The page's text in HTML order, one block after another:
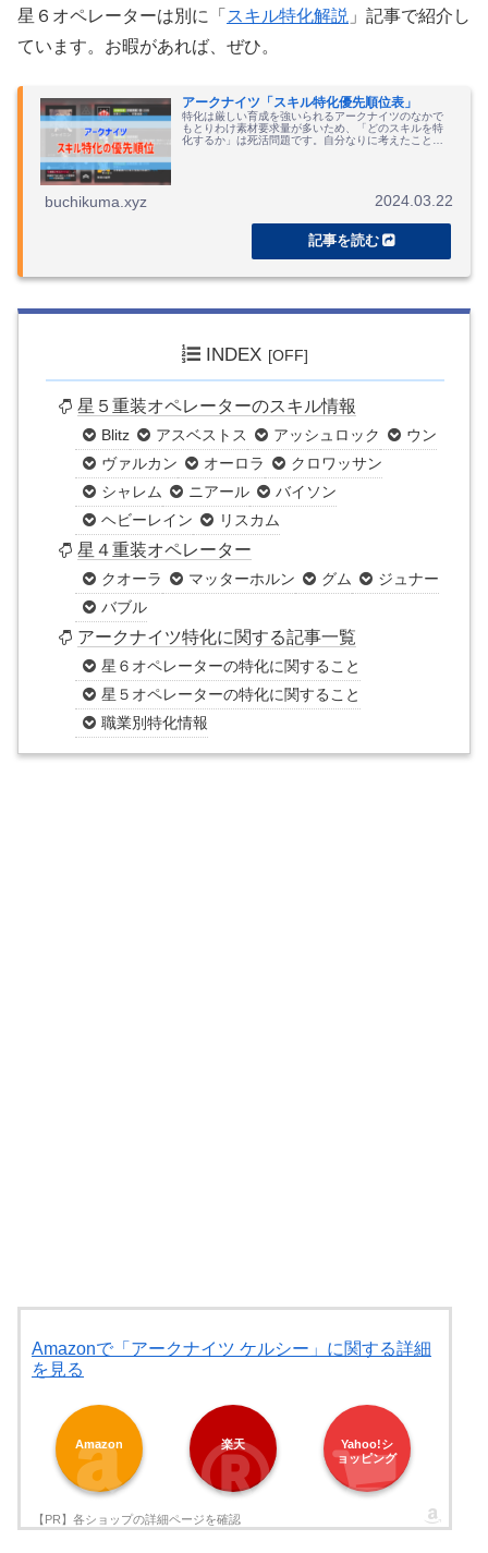
星６オペレーターは別に「 スキル特化解説 」記事で紹介し
ています。お暇があれば、ぜひ。
アークナイツ「スキル特化優先順位表」
特化は厳しい育成を強いられるアークナイツのなかで
もとりわけ素材要求量が多いため、「どのスキルを特
化するか」は死活問題です。自分なりに考えたことを
buchikuma.xyz 2024.03.22
INDEX
星５重装オペレーターのスキル情報
Blitz アスベストス アッシュロック
ウン
ヴァルカン
オーロラ
クロワッサン
シャレム
ニアール
バイソン
ヘビーレイン
リスカム
星４重装オペレーター
クオーラ マッターホルン グム
ジュナー
バブル
アークナイツ特化に関する記事一覧
星６オペレーターの特化に関すること
星５オペレーターの特化に関すること
職業別特化情報
Amazonで「アークナイツ ケルシー」に関する詳細
を見る
Amazon 楽天
Yahoo!シ
ョッピング